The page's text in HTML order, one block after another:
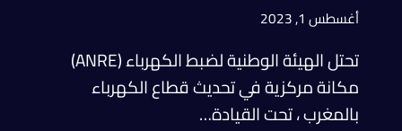
أغسطس 1, 2023
تحتل الهيئة الوطنية لضبط الكهرباء (ANRE)
مكانة مركزية في تحديث قطاع الكهرباء
بالمغرب ، تحت القيادة…